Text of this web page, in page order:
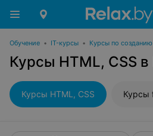
Обучение • IT-курсы • Курсы по
Курсы HTML, CSS в
Курсы HTML, CSS Курсы